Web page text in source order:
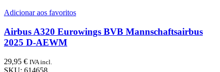
Adicionar aos favoritos
Airbus A320 Eurowings BVB Mannschaftsairbus
2025 D-AEWM
29,95 € IVA incl.
SKU: 614658